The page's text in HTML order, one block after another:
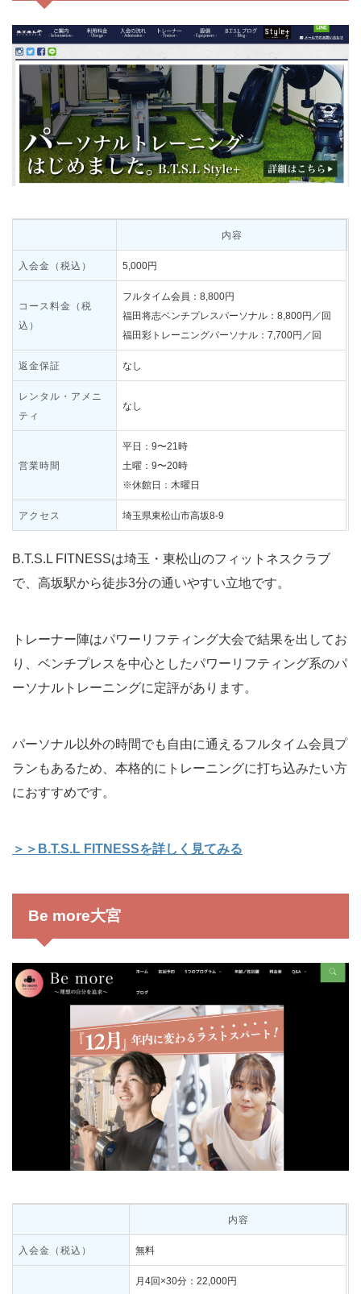
内容
入会金（税込） 5,000円
コース料金（税
込）
フルタイム会員：8,800円
福田将志ベンチプレスパーソナル：8,800円／回
福田彩トレーニングパーソナル：7,700円／回
返金保証 なし
レンタル・アメニ
ティ
なし
営業時間
平日：9〜21時
土曜：9〜20時
※休館日：木曜日
アクセス 埼玉県東松山市高坂8-9
B.T.S.L FITNESSは埼玉・東松山のフィットネスクラブ
で、高坂駅から徒歩3分の通いやすい立地です。
トレーナー陣はパワーリフティング大会で結果を出してお
り、ベンチプレスを中心としたパワーリフティング系のパ
ーソナルトレーニングに定評があります。
パーソナル以外の時間でも自由に通えるフルタイム会員プ
ランもあるため、本格的にトレーニングに打ち込みたい方
におすすめです。
＞＞B.T.S.L FITNESSを詳しく見てみる
Be more大宮
内容
入会金（税込） 無料
月4回×30分：22,000円